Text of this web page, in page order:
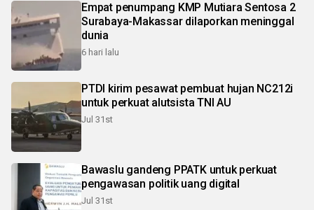
Empat penumpang KMP Mutiara Sentosa 2
Surabaya-Makassar dilaporkan meninggal
dunia
6 hari lalu
PTDI kirim pesawat pembuat hujan NC212i
untuk perkuat alutsista TNI AU
Jul 31st
Bawaslu gandeng PPATK untuk perkuat
pengawasan politik uang digital
Jul 31st